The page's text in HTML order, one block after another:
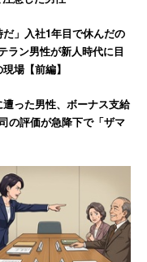
％）で他年代より
「思ったよりも未熟
力がない」
た。
代（32.3％）と50
定よりも老化を感じ
だ」入社1年目で休んだの
ン男性が新人時代に目
場【前編】
った男性、ボーナス支給
の評価が急降下で「ザマ